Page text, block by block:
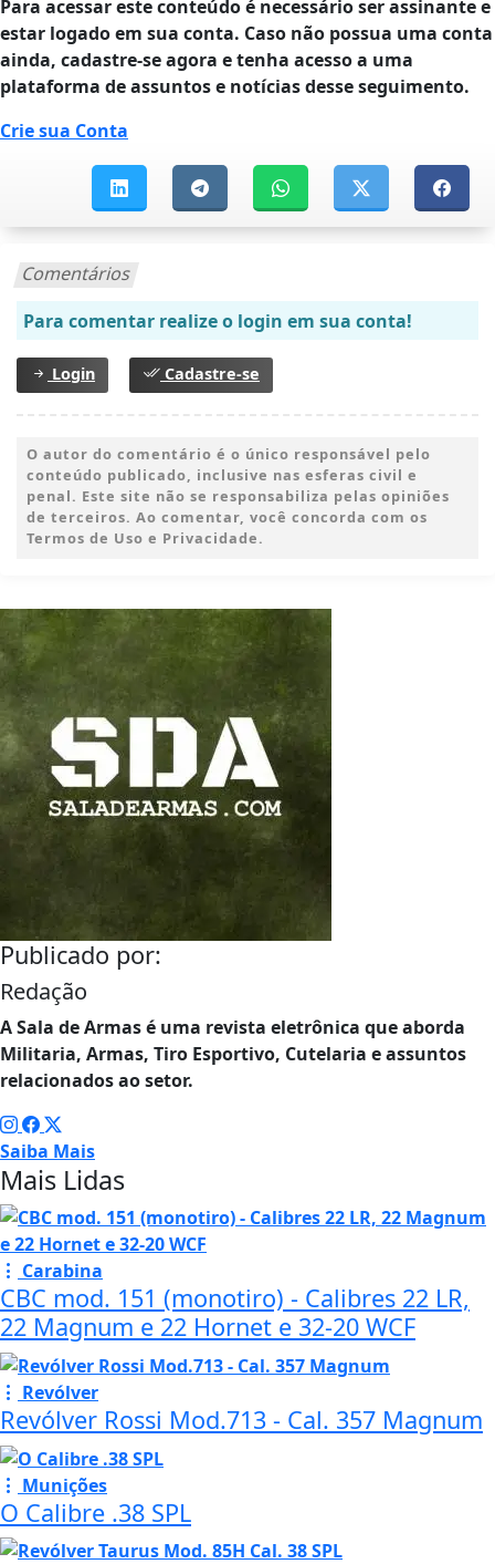
Para acessar este conteúdo é necessário ser assinante e
estar logado em sua conta. Caso não possua uma conta
ainda, cadastre-se agora e tenha acesso a uma
plataforma de assuntos e notícias desse seguimento.
Crie sua Conta
Comentários
Para comentar realize o login em sua conta!
Login Cadastre-se
O autor do comentário é o único responsável pelo
conteúdo publicado, inclusive nas esferas civil e
penal. Este site não se responsabiliza pelas opiniões
de terceiros. Ao comentar, você concorda com os
Termos de Uso e Privacidade.
Publicado por:
Redação
A Sala de Armas é uma revista eletrônica que aborda
Militaria, Armas, Tiro Esportivo, Cutelaria e assuntos
relacionados ao setor.
Saiba Mais
Mais Lidas
Carabina
CBC mod. 151 (monotiro) - Calibres 22 LR,
22 Magnum e 22 Hornet e 32-20 WCF
Revólver
Revólver Rossi Mod.713 - Cal. 357 Magnum
Munições
O Calibre .38 SPL